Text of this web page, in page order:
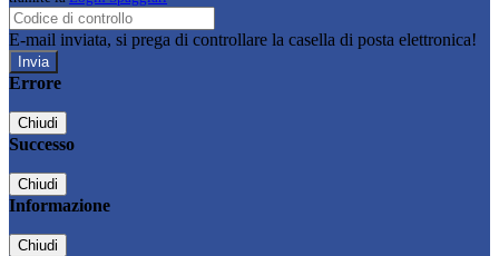
E-mail inviata, si prega di controllare la casella di posta elettronica!
Errore
Chiudi
Successo
Chiudi
Informazione
Chiudi